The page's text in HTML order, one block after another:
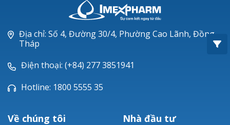
Piperacillin
Ticarlinat®
Zobacta®
Bacsulfo®
Địa chỉ: Số 4, Đường 30/4, Phường Cao Lãnh, Đồng
Tháp
Điện thoại: (+84) 277 3851941
Hotline: 1800 5555 35
Về chúng tôi Nhà đầu tư